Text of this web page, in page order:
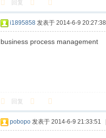
回复
i1895858 发表于 2014-6-9 20:27:38
business process management
回复
pobopo 发表于 2014-6-9 21:33:51